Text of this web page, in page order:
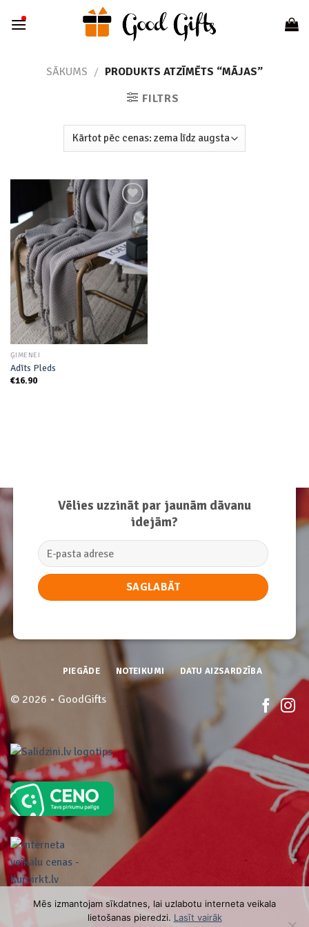
SĀKUMS / PRODUKTS ATZĪMĒTS “MĀJAS”
FILTRS
Add to
wishlist
ĢIMENEI
Adīts Pleds
€16.90
Vēlies uzzināt par jaunām dāvanu
idejām?
© 2026 • GoodGifts
PIEGĀDE NOTEIKUMI DATU AIZSARDZĪBA
Mēs izmantojam sīkdatnes, lai uzlabotu interneta veikala
lietošanas pieredzi. Lasīt vairāk